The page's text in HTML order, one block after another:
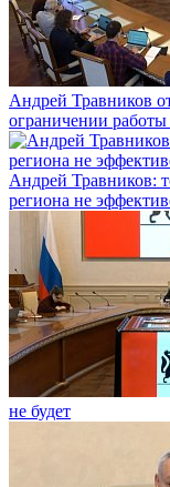
Андрей Травников
ограничении
Андрей Травников:
региона не
не будет